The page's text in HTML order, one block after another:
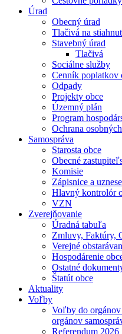
Úrad
Obecný úrad
Tlačivá na
Stavebný úrad
Tlačivá
Sociálne služby
Cenník poplatkov
Odpady
Projekty obce
Územný plán
Program
Ochrana
Samospráva
Starosta obce
Obecné
Komisie
Zápisnice a
Hlavný kontrolór
VZN
Zverejňovanie
Úradná tabuľa
Zmluvy, Faktúry,
Verejné
Hospodárenie
Ostatné
Štatút obce
Aktuality
Voľby
Voľby do
orgánov
Referendum 2026